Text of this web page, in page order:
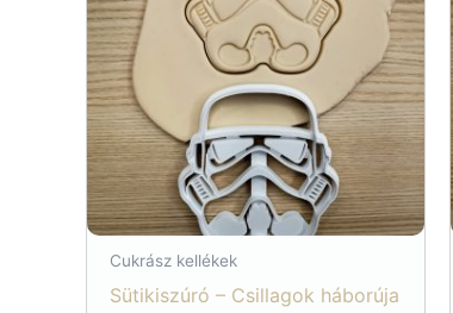
Cukrász kellékek
Sütikiszúró – Csillagok háborúja